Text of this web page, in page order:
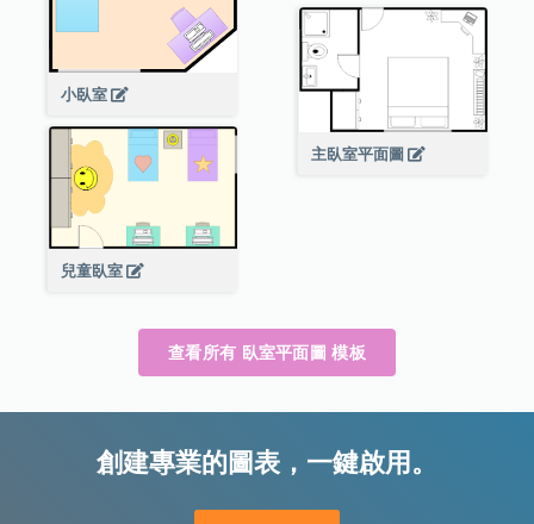
小臥室
主臥室平面圖
兒童臥室
查看所有 臥室平面圖 模板
創建專業的圖表，一鍵啟用。